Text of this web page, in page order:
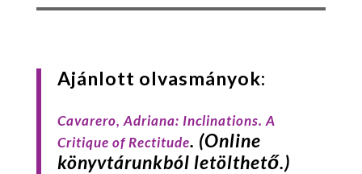
Ajánlott olvasmányok:
Cavarero, Adriana: Inclinations. A
Critique of Rectitude. (Online
könyvtárunkból letölthető.)